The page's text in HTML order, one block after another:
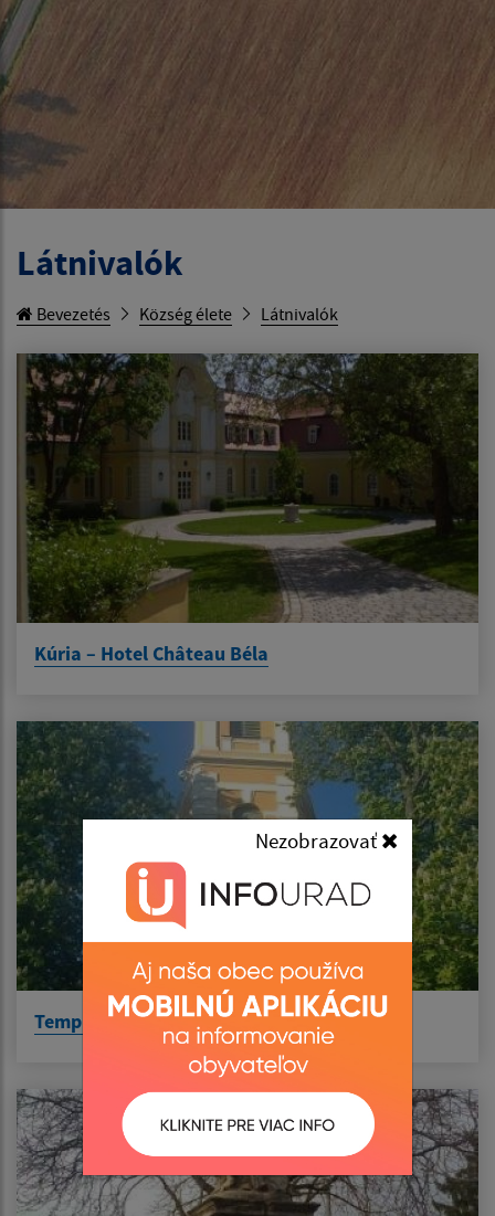
Nezobrazovať
Látnivalók
Bevezetés Község élete Látnivalók
Kúria – Hotel Château Béla
Templom